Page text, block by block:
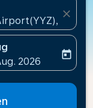
close
labelreturn-date-
2026
today